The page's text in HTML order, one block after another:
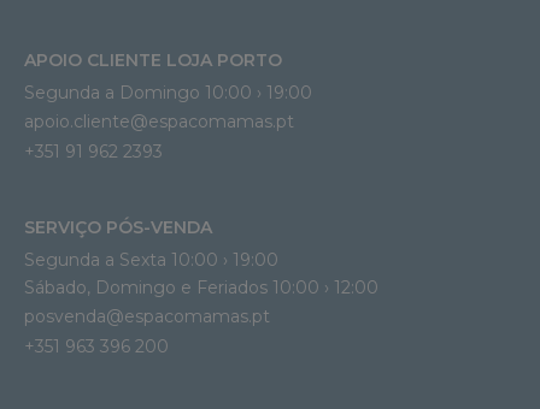
APOIO CLIENTE LOJA PORTO
Segunda a Domingo 10:00 › 19:00
apoio.cliente@espacomamas.pt
+351 91 962 2393
SERVIÇO PÓS-VENDA
Segunda a Sexta 10:00 › 19:00
Sábado, Domingo e Feriados 10:00 › 12:00
posvenda@espacomamas.pt
+351 963 396 200